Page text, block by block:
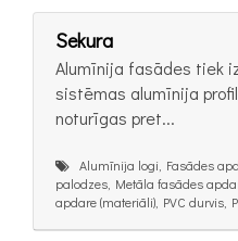
Sekura
Alumīnija fasādes tiek
sistēmas alumīnija
noturīgas pret...
Alumīnija logi, Fasādes
palodzes, Metāla fasādes
apdare (materiāli), PVC durvis,